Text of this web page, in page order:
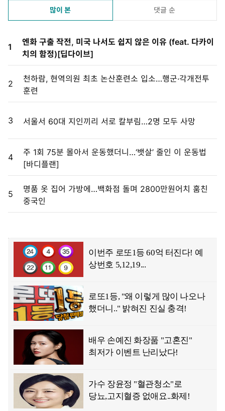
많이 본 댓글 순
1
엔화 구출 작전, 미국 나서도 쉽지 않은 이유 (feat. 다카이
치의 함정)[딥다이브]
2
천하람, 현역의원 최초 논산훈련소 입소…행군·각개전투
훈련
3 서울서 60대 지인끼리 서로 칼부림…2명 모두 사망
4
주 1회 75분 몰아서 운동했더니…‘뱃살’ 줄인 이 운동법
[바디플랜]
5
명품 옷 집어 가방에…백화점 돌며 2800만원어치 훔친
중국인